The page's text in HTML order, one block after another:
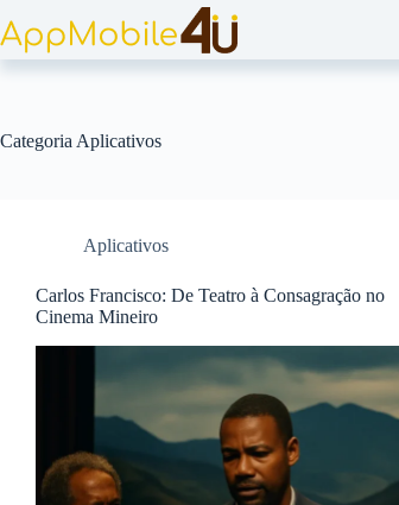
para
o
conteúdo
Categoria Aplicativos
Aplicativos
Carlos Francisco: De Teatro à Consagração no
Cinema Mineiro